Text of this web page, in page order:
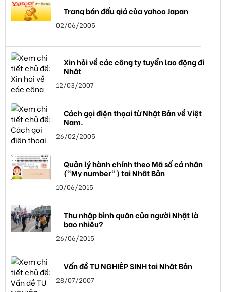
Trang bán đấu giá của yahoo Japan
02/06/2005
Xin hỏi về các công ty tuyển lao động đi
Nhật
12/03/2007
Cách gọi điện thọai từ Nhật Bản về Việt
Nam.
26/02/2005
Quản lý hành chính theo Mã số cá nhân
("My number") tại Nhật Bản
10/06/2015
Thu nhập bình quân của người Nhật là
bao nhiêu?
26/06/2015
Vấn đề TU NGHIỆP SINH tại Nhật Bản
28/07/2007